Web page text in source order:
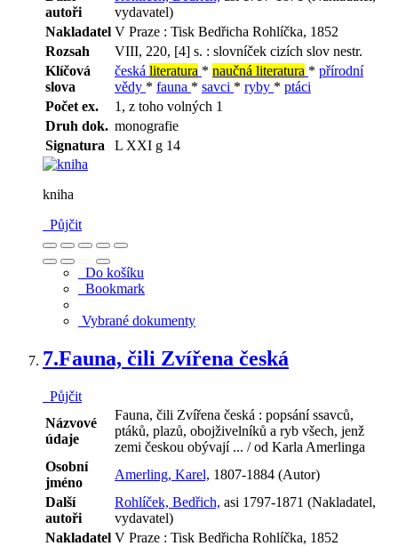
autoři
vydavatel)
Nakladatel V Praze : Tisk Bedřicha Rohlíčka, 1852
Rozsah
VIII, 220, [4] s. : slovníček cizích slov nestr.
Klíčová
slova
česká literatura * naučná literatura * přírodní
vědy * fauna * savci * ryby * ptáci
Počet ex.
1, z toho volných 1
Druh dok. monografie
Signatura
L XXI g 14
kniha
Půjčit
Do košíku
Bookmark
Vybrané dokumenty
7.Fauna, čili Zvířena česká
Půjčit
Názvové
údaje
Fauna, čili Zvířena česká : popsání ssavců,
ptáků, plazů, obojživelníků a ryb všech, jenž
zemi českou obývají ... / od Karla Amerlinga
Osobní
jméno
Amerling, Karel, 1807-1884 (Autor)
Další
autoři
Rohlíček, Bedřich, asi 1797-1871 (Nakladatel,
vydavatel)
Nakladatel V Praze : Tisk Bedřicha Rohlíčka, 1852